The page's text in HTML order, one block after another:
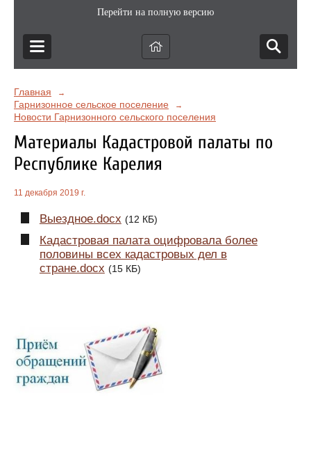
Перейти на полную версию
Главная →
Гарнизонное сельское поселение →
Новости Гарнизонного сельского поселения
Материалы Кадастровой палаты по
Республике Карелия
11 декабря 2019 г.
Выездное.docx (12 КБ)
Кадастровая палата оцифровала более
половины всех кадастровых дел в
стране.docx (15 КБ)